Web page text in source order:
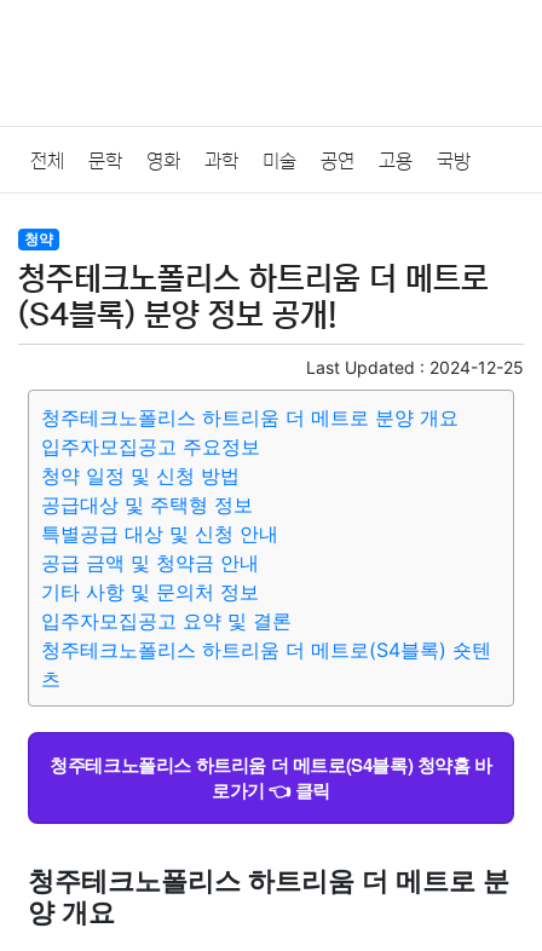
전체 문학 영화 과학 미술 공연 고용 국방
법률
질병 가요 방송 일상 주식 암호화폐 블록체인
미용 증권 인테리어
요리 상품리뷰 원예 금융 게임 스포츠 사진
대출 자동차 취미 여행
종교 사회 정치 건강
부동산 외국어 교육 교통
청약
청주테크노폴리스 하트리움 더 메트로
(S4블록) 분양 정보 공개!
Last Updated : 2024-12-25
청주테크노폴리스 하트리움 더 메트로 분양 개요
입주자모집공고 주요정보
청약 일정 및 신청 방법
공급대상 및 주택형 정보
특별공급 대상 및 신청 안내
공급 금액 및 청약금 안내
기타 사항 및 문의처 정보
입주자모집공고 요약 및 결론
청주테크노폴리스 하트리움 더 메트로(S4블록) 숏텐
츠
청주테크노폴리스 하트리움 더 메트로(S4블록) 청약홈 바
로가기 👈 클릭
청주테크노폴리스 하트리움 더 메트로 분
양 개요